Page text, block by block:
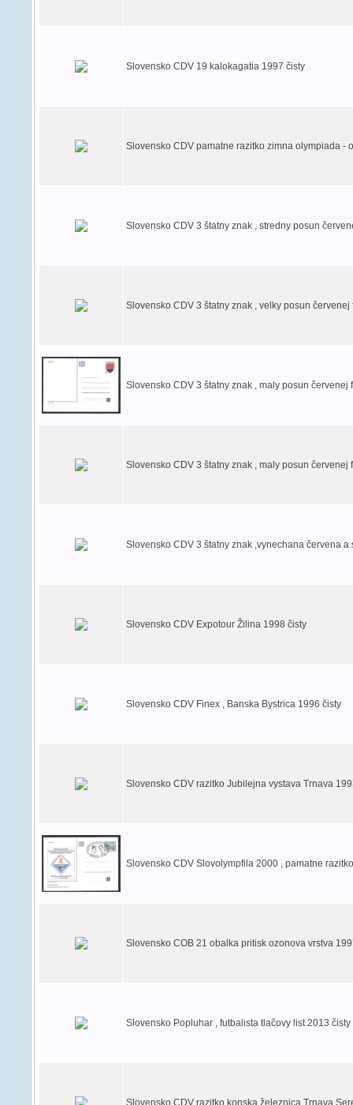
Slovensko CDV 19 kalokagatia 1997 čisty
Slovensko CDV pamatne razitko zimna olympiada -
Slovensko CDV 3 štatny znak , stredny posun
Slovensko CDV 3 štatny znak , velky posun
Slovensko CDV 3 štatny znak , maly posun červenej
Slovensko CDV 3 štatny znak , maly posun červenej
Slovensko CDV 3 štatny znak ,vynechana červena a
Slovensko CDV Expotour Žilina 1998 čisty
Slovensko CDV Finex , Banska Bystrica 1996 čisty
Slovensko CDV razitko Jubilejna vystava Trnava
Slovensko CDV Slovolympfila 2000 , pamatne razitko
Slovensko COB 21 obalka pritisk ozonova vrstva
Slovensko Popluhar , futbalista tlačovy list 2013 čisty
Slovensko CDV razitko konska železnica Trnava